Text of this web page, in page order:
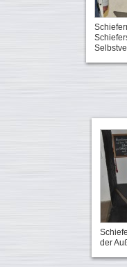
der